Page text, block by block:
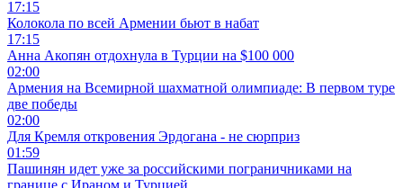
17:15
Колокола по всей Армении бьют в набат
17:15
Анна Акопян отдохнула в Турции на $100 000
02:00
Армения на Всемирной шахматной олимпиаде: В первом туре
две победы
02:00
Для Кремля откровения Эрдогана - не сюрприз
01:59
Пашинян идет уже за российскими пограничниками на
границе с Ираном и Турцией